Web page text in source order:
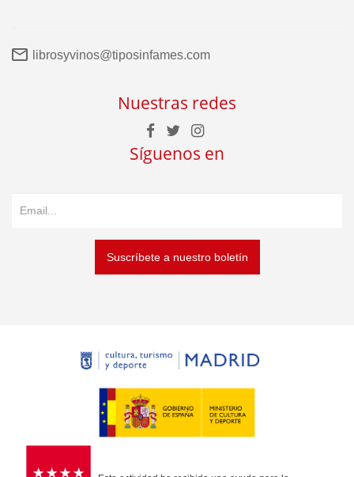
librosyvinos@tiposinfames.com
Nuestras redes
Síguenos en
Suscríbete a nuestro boletín